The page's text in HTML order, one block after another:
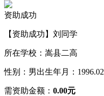
资助成功
【资助成功】刘同学
所在学校：嵩县二高
性别：男出生年月：1996.02
需资助金额： 0.00元